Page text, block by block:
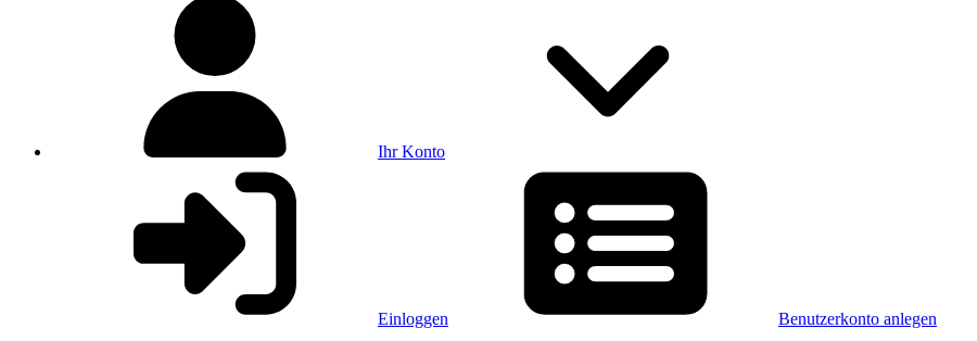
Ihr Konto
Einloggen Benutzerkonto anlegen